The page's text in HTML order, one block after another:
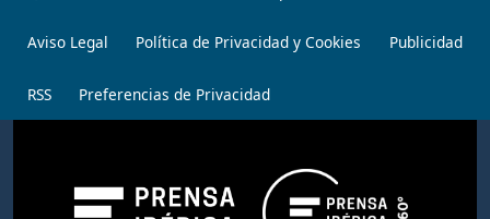
Aviso Legal Política de Privacidad y Cookies Publicidad
RSS Preferencias de Privacidad